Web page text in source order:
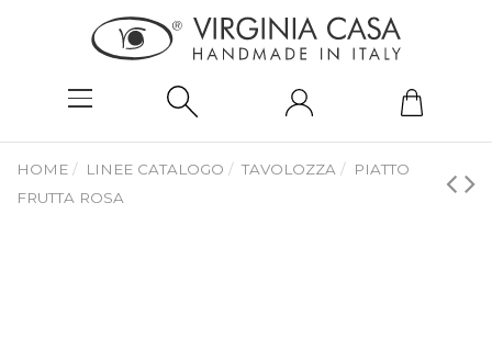
HOME LINEE CATALOGO TAVOLOZZA
PIATTO
FRUTTA ROSA